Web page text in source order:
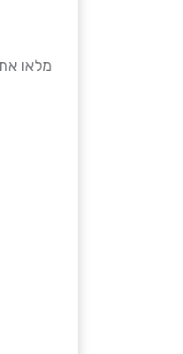
מלאו